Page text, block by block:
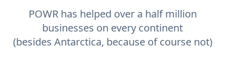
POWR has helped over a half million
businesses on every continent
(besides Antarctica, because of course not)